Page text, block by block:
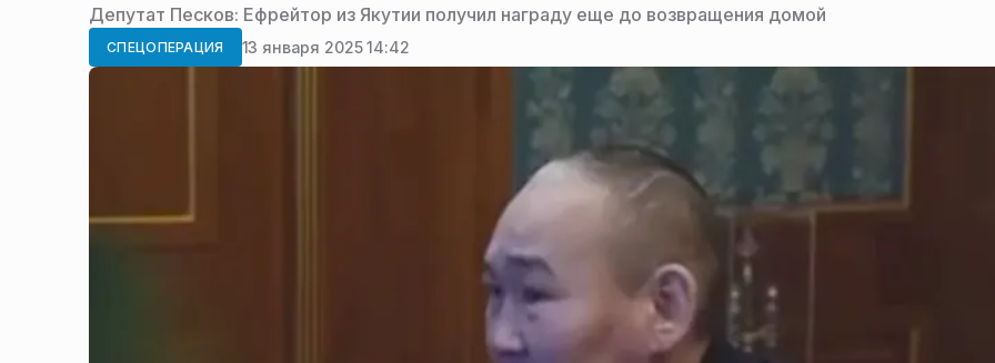
Депутат Песков: Ефрейтор из Якутии получил награду еще до возвращения домой
СПЕЦОПЕРАЦИЯ 13 января 2025 14:42